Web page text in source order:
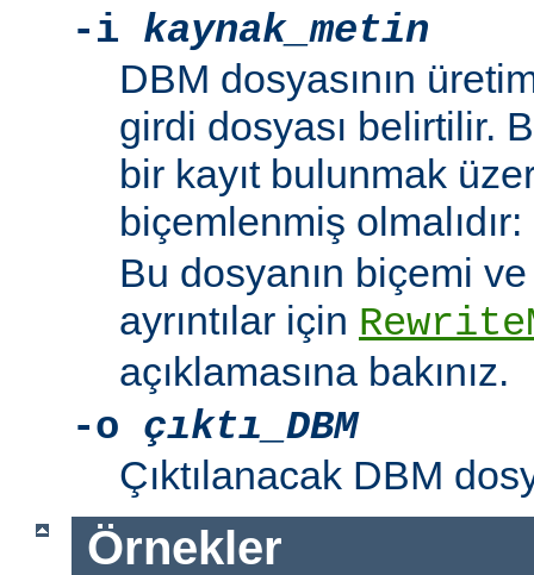
-i kaynak_metin
DBM dosyasının
girdi dosyası belirtilir.
bir kayıt bulunmak
biçemlenmiş olmalıdır:
Bu dosyanın biçemi
ayrıntılar için
açıklamasına bakınız.
-o çıktı_DBM
Çıktılanacak DBM
Örnekler